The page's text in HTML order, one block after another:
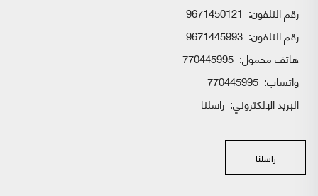
رقم التلفون: 9671450121
رقم التلفون: 9671445993
هاتف محمول: 770445995
واتساب:
البريد الإلكتروني: راسلنا
راسلنا